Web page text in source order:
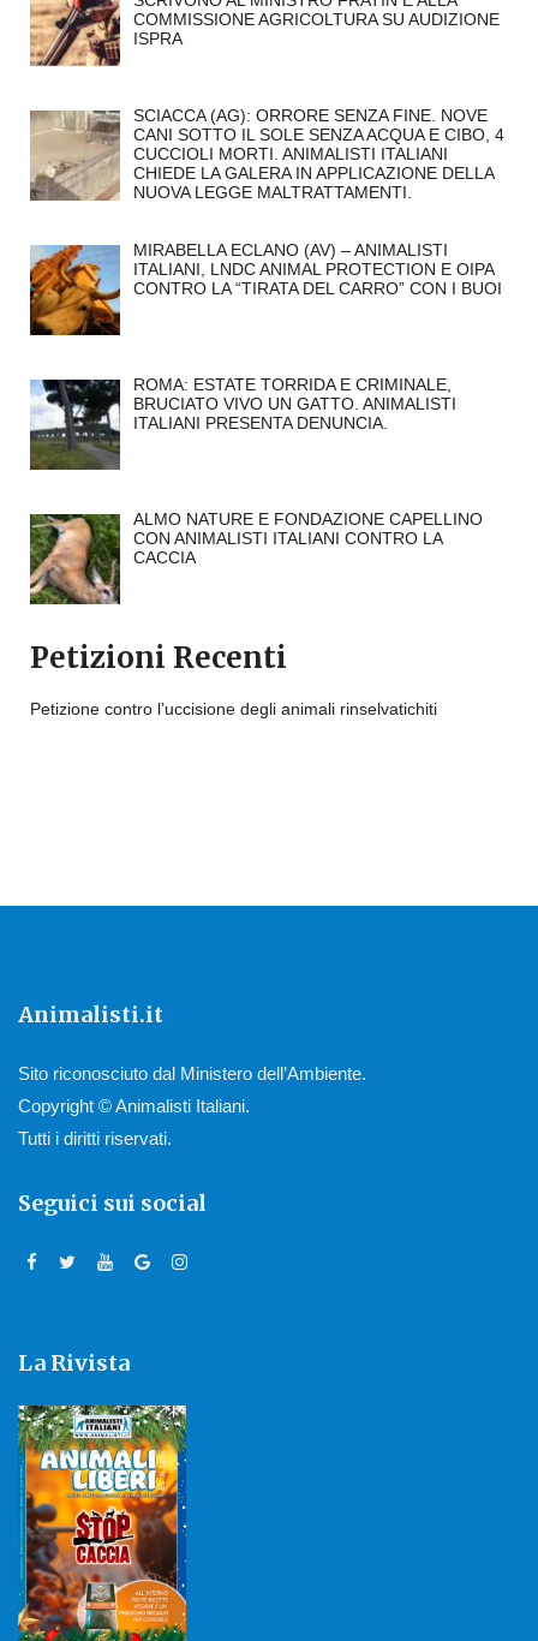
COMMISSIONE AGRICOLTURA SU AUDIZIONE
ISPRA
SCIACCA (AG): ORRORE SENZA FINE. NOVE
CANI SOTTO IL SOLE SENZA ACQUA E CIBO, 4
CUCCIOLI MORTI. ANIMALISTI ITALIANI
CHIEDE LA GALERA IN APPLICAZIONE DELLA
NUOVA LEGGE MALTRATTAMENTI.
MIRABELLA ECLANO (AV) – ANIMALISTI
ITALIANI, LNDC ANIMAL PROTECTION E OIPA
CONTRO LA “TIRATA DEL CARRO” CON I BUOI
ROMA: ESTATE TORRIDA E CRIMINALE,
BRUCIATO VIVO UN GATTO. ANIMALISTI
ITALIANI PRESENTA DENUNCIA.
ALMO NATURE E FONDAZIONE CAPELLINO
CON ANIMALISTI ITALIANI CONTRO LA
CACCIA
Petizioni Recenti
Petizione contro l’uccisione degli animali rinselvatichiti
Animalisti.it
Sito riconosciuto dal Ministero dell’Ambiente.
Copyright © Animalisti Italiani.
Tutti i diritti riservati.
Seguici sui social
La Rivista